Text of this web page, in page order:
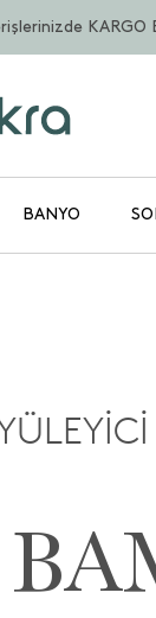
KARGO
BANYO